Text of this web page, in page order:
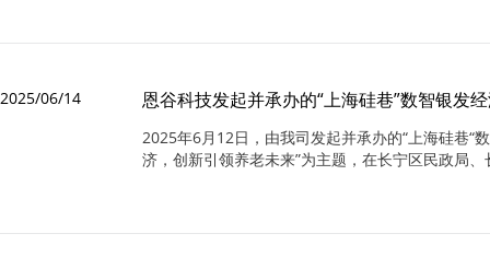
2025/06/14 恩谷科技发起并承办的​“上海硅巷”数智银发
2025年6月12日，由我司发起并承办的“上海硅巷“
济，创新引领养老未来”为主题，在长宁区民政局